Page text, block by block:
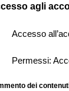
agli
Accesso
Permessi:
dei